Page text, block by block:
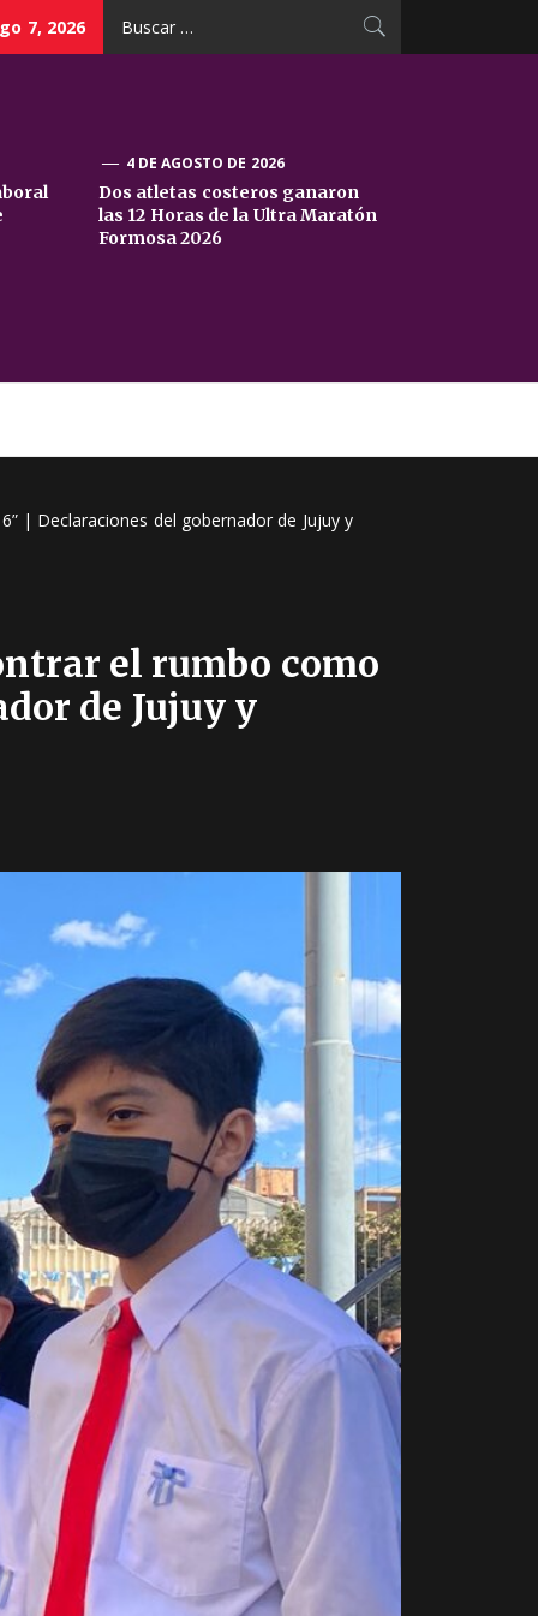
7, 2026
4 DE AGOSTO DE 2026
Dos atletas costeros ganaron
las 12 Horas de la Ultra Maratón
Formosa 2026
| Declaraciones del gobernador de Jujuy y
el rumbo como
de Jujuy y